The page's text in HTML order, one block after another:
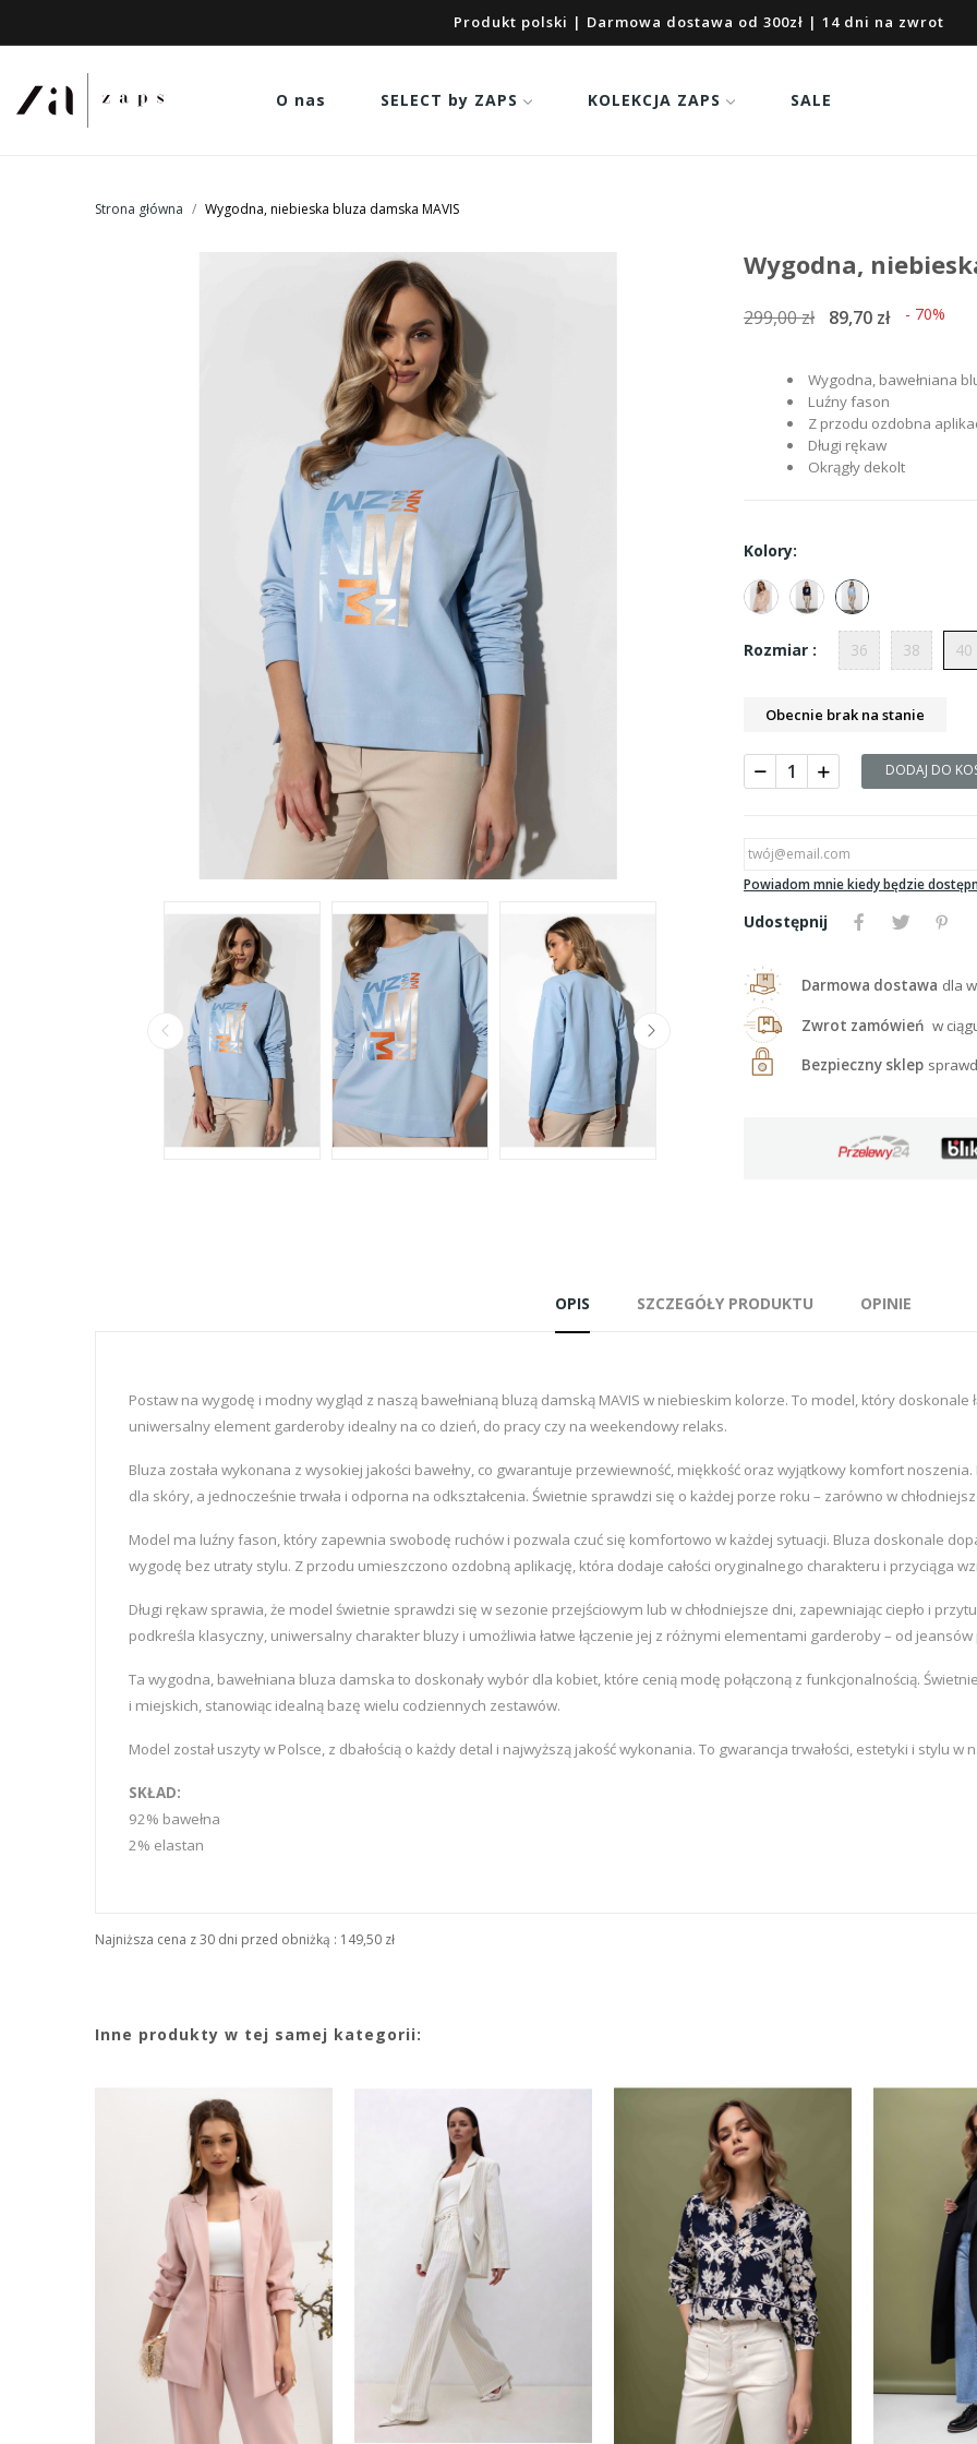
Produkt polski | Darmowa dostawa od 300zł | 14 dni na zwrot
O nas SELECT by ZAPS KOLEKCJA ZAPS SALE
Strona główna Wygodna, niebieska bluza damska MAVIS
Wygodna,
299,00 zł 89,70 zł - 70%
Wygodna, bawełniana
Luźny fason
Z przodu ozdobna
Długi rękaw
Okrągły dekolt
Kolory:
Rozmiar : 36 38 40
Obecnie brak na stanie
DODAJ DO
Powiadom mnie kiedy będzie
Udostępnij
Darmowa dostawa dla
Zwrot zamówień w
Bezpieczny sklep
OPIS SZCZEGÓŁY PRODUKTU OPINIE
Postaw na wygodę i modny wygląd z naszą bawełnianą bluzą damską MAVIS w niebieskim kolorze. To model, który
uniwersalny element garderoby idealny na co dzień, do pracy czy na weekendowy relaks.
Bluza została wykonana z wysokiej jakości bawełny, co gwarantuje przewiewność, miękkość oraz wyjątkowy komfort
dla skóry, a jednocześnie trwała i odporna na odkształcenia. Świetnie sprawdzi się o każdej porze roku – zarówno w
Model ma luźny fason, który zapewnia swobodę ruchów i pozwala czuć się komfortowo w każdej sytuacji. Bluza doskonale
wygodę bez utraty stylu. Z przodu umieszczono ozdobną aplikację, która dodaje całości oryginalnego charakteru i przyciąga
Długi rękaw sprawia, że model świetnie sprawdzi się w sezonie przejściowym lub w chłodniejsze dni, zapewniając ciepło i
podkreśla klasyczny, uniwersalny charakter bluzy i umożliwia łatwe łączenie jej z różnymi elementami garderoby – od
Ta wygodna, bawełniana bluza damska to doskonały wybór dla kobiet, które cenią modę połączoną z funkcjonalnością.
i miejskich, stanowiąc idealną bazę wielu codziennych zestawów.
Model został uszyty w Polsce, z dbałością o każdy detal i najwyższą jakość wykonania. To gwarancja trwałości, estetyki i stylu w
SKŁAD:
92% bawełna
2% elastan
Najniższa cena z 30 dni przed obniżką : 149,50 zł
Inne produkty w tej samej kategorii: